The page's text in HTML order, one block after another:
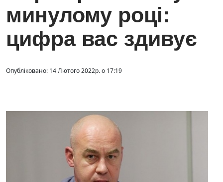
минулому році:
цифра вас здивує
Опубліковано: 14 Лютого 2022р. о 17:19